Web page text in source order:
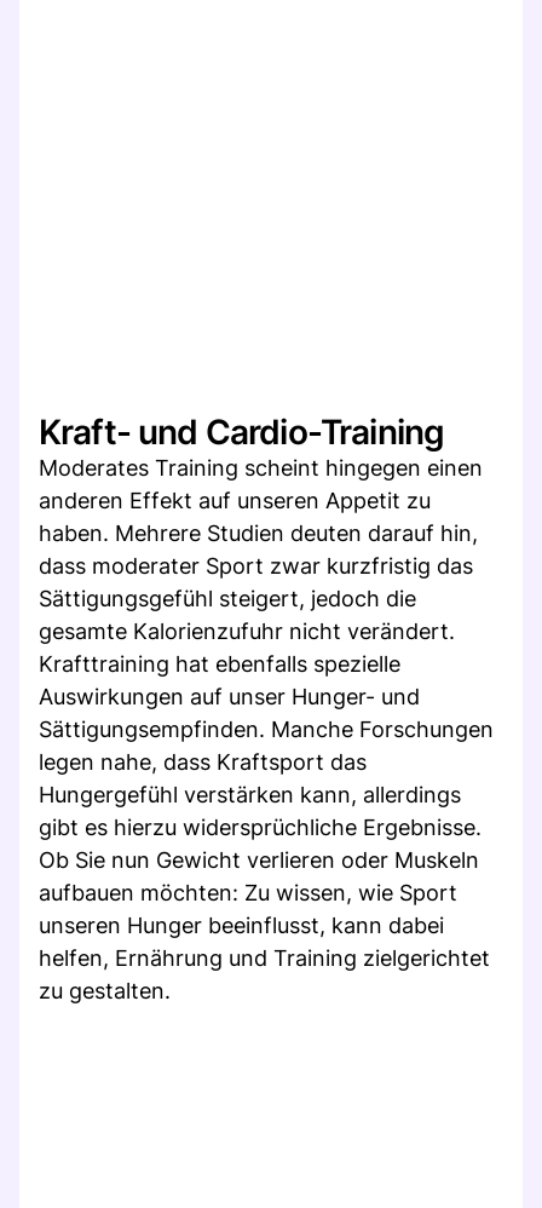
Kraft- und Cardio-Training
Moderates Training scheint hingegen einen
anderen Effekt auf unseren Appetit zu
haben. Mehrere Studien deuten darauf hin,
dass moderater Sport zwar kurzfristig das
Sättigungsgefühl steigert, jedoch die
gesamte Kalorienzufuhr nicht verändert.
Krafttraining hat ebenfalls spezielle
Auswirkungen auf unser Hunger- und
Sättigungsempfinden. Manche Forschungen
legen nahe, dass Kraftsport das
Hungergefühl verstärken kann, allerdings
gibt es hierzu widersprüchliche Ergebnisse.
Ob Sie nun Gewicht verlieren oder Muskeln
aufbauen möchten: Zu wissen, wie Sport
unseren Hunger beeinflusst, kann dabei
helfen, Ernährung und Training zielgerichtet
zu gestalten.